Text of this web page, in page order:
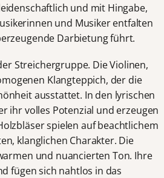
und mit Hingabe,
und Musiker entfalten
Darbietung führt.
Streichergruppe. Die Violinen,
Klangteppich, der die
ausstattet. In den lyrischen
ihr volles Potenzial und erzeugen
spielen auf beachtlichem
klanglichen Charakter. Die
und nuancierten Ton. Ihre
fügen sich nahtlos in das